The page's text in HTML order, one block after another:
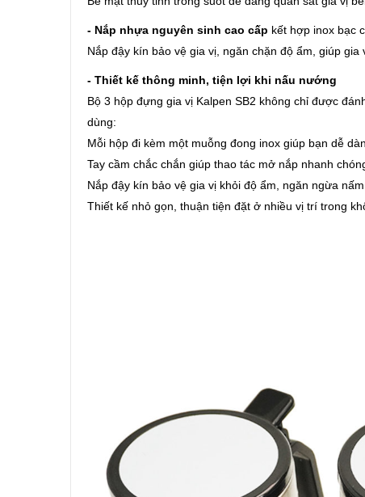
- Nắp nhựa nguyên sinh cao cấp kết hợp inox bạc
Nắp đậy kín bảo vệ gia vị, ngăn chặn độ ẩm, giúp
- Thiết kế thông minh, tiện lợi khi nấu nướng
Bộ 3 hộp đựng gia vị Kalpen SB2 không chỉ được
dùng:
Mỗi hộp đi kèm một muỗng đong inox giúp bạn dễ
Tay cầm chắc chắn giúp thao tác mở nắp nhanh
Nắp đậy kín bảo vệ gia vị khỏi độ ẩm, ngăn ngừa
Thiết kế nhỏ gọn, thuận tiện đặt ở nhiều vị trí trong